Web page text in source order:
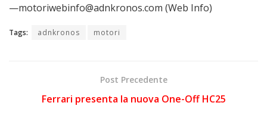
—motoriwebinfo@adnkronos.com (Web Info)
Tags: adnkronos motori
Post Precedente
Ferrari presenta la nuova One-Off HC25